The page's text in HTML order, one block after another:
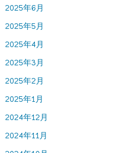
2025年6月
2025年5月
2025年4月
2025年3月
2025年2月
2025年1月
2024年12月
2024年11月